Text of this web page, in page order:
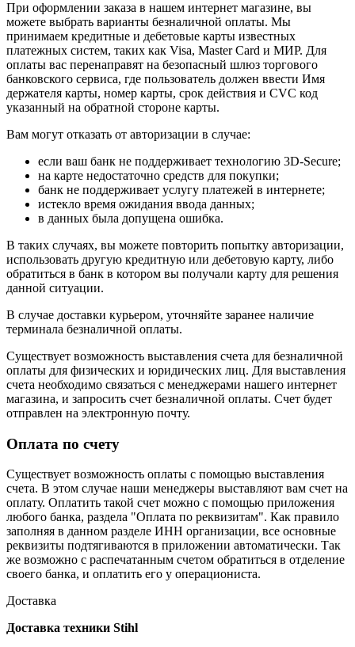
При оформлении заказа в нашем интернет магазине, вы
можете выбрать варианты безналичной оплаты. Мы
принимаем кредитные и дебетовые карты известных
платежных систем, таких как Visa, Master Card и МИР. Для
оплаты вас перенаправят на безопасный шлюз торгового
банковского сервиса, где пользователь должен ввести Имя
держателя карты, номер карты, срок действия и CVC код
указанный на обратной стороне карты.
Вам могут отказать от авторизации в случае:
если ваш банк не поддерживает технологию 3D-Secure;
на карте недостаточно средств для покупки;
банк не поддерживает услугу платежей в интернете;
истекло время ожидания ввода данных;
в данных была допущена ошибка.
В таких случаях, вы можете повторить попытку авторизации,
использовать другую кредитную или дебетовую карту, либо
обратиться в банк в котором вы получали карту для решения
данной ситуации.
В случае доставки курьером, уточняйте заранее наличие
терминала безналичной оплаты.
Существует возможность выставления счета для безналичной
оплаты для физических и юридических лиц. Для выставления
счета необходимо связаться с менеджерами нашего интернет
магазина, и запросить счет безналичной оплаты. Счет будет
отправлен на электронную почту.
Оплата по счету
Существует возможность оплаты с помощью выставления
счета. В этом случае наши менеджеры выставляют вам счет на
оплату. Оплатить такой счет можно с помощью приложения
любого банка, раздела "Оплата по реквизитам". Как правило
заполняя в данном разделе ИНН организации, все основные
реквизиты подтягиваются в приложении автоматически. Так
же возможно с распечатанным счетом обратиться в отделение
своего банка, и оплатить его у операциониста.
Доставка
Доставка техники Stihl